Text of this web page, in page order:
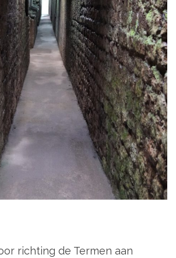
richting de Termen aan